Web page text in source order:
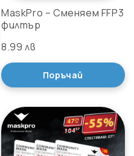
MaskPro – Сменяем FFP3
филтър
8.99 лв
Поръчай